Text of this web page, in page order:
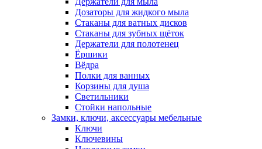
Дозаторы для жидкого мыла
Стаканы для ватных дисков
Стаканы для зубных щёток
Держатели для полотенец
Ёршики
Вёдра
Полки для ванных
Корзины для душа
Светильники
Стойки напольные
Замки, ключи, аксессуары мебельные
Ключи
Ключевины